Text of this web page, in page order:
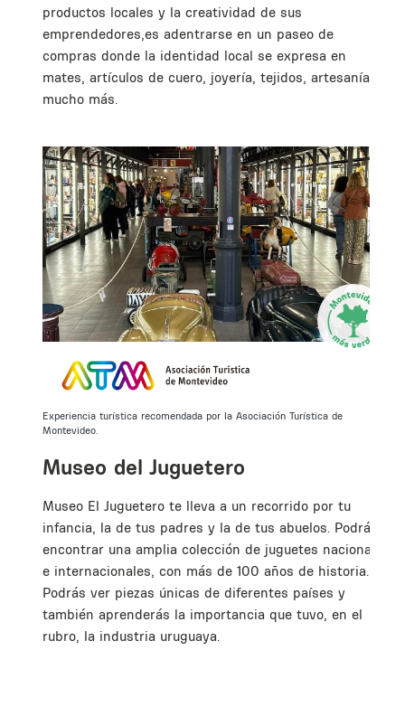
productos locales y la creatividad de sus
emprendedores,es adentrarse en un paseo de
compras donde la identidad local se expresa en
mates, artículos de cuero, joyería, tejidos, artesanías y
mucho más.
Experiencia turística recomendada por la Asociación Turística de
Montevideo.
Museo del Juguetero
Museo El Juguetero te lleva a un recorrido por tu
infancia, la de tus padres y la de tus abuelos. Podrás
encontrar una amplia colección de juguetes nacionales
e internacionales, con más de 100 años de historia.
Podrás ver piezas únicas de diferentes países y
también aprenderás la importancia que tuvo, en el
rubro, la industria uruguaya.